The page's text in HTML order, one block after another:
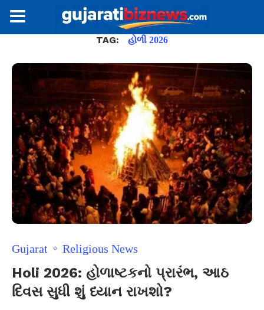
TAG: હોળી 2026
Gujarat Religious News
Holi 2026: હોળાષ્ટકનો પ્રારંભ, આઠ
દિવસ સુધી શું ધ્યાન રાખશો?